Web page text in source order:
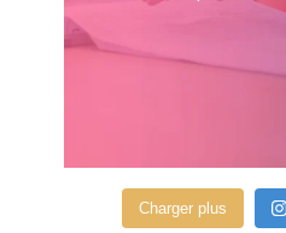
Charger plus